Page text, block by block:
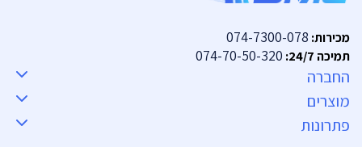
מכירות: 074-7300-078
תמיכה 24/7: 074-70-50-320
החברה
מוצרים
פתרונות